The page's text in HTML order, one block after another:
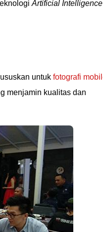
Artificial Intelligence
untuk fotografi
menjamin kualitas dan